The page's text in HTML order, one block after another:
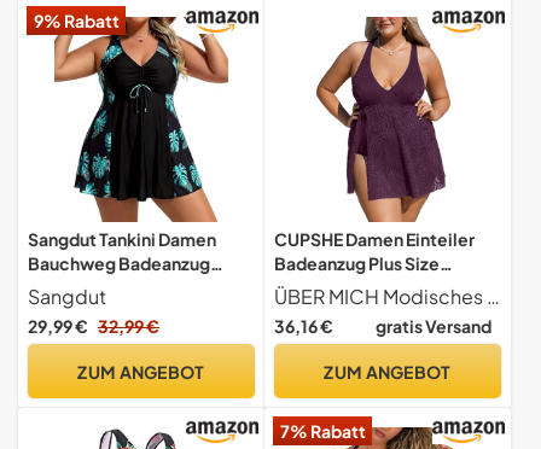
9% Rabatt
Sangdut Tankini Damen
Bauchweg Badeanzug
Große Größen, Zweiteilige
Badekleid mit Oberteil &
Badeshorts V-Ausschnitt
Schwarz-Monstera)
Sangdut
29,99 € 32,99 €
ZUM ANGEBOT
CUPSHE Damen Einteiler
Badeanzug Plus Size
Badeanzug V Ausschnitt
Schlitz Bauchweg
Blatttextur Badekleid
Bademode Swimsuit
ÜBER MICH Modisches Badekleid in großen Größen, V-Ausschnitt, Schlitz am Saum, verstellbare, am Rücken überkreuzte Träger, Bauchweg-Effekt, Leicht strukturierte Optik, Figurbetont geschnitten
36,16 € gratis Versand
ZUM ANGEBOT
7% Rabatt